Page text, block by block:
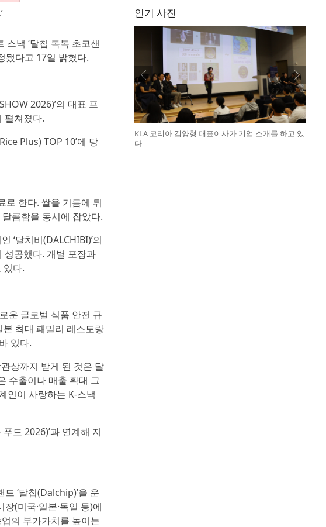
낵 ‘달칩 톡톡 초코샌
됐다고 17일 밝혔다.
2026)’의 대표 프
펼쳐졌다.
Plus) TOP 10’에 당
로 한다. 쌀을 기름에 튀
콤함을 동시에 잡았다.
‘달치비(DALCHIBI)’의
성공했다. 개별 포장과
있다.
운 글로벌 식품 안전 규
최대 패밀리 레스토랑
있다.
상까지 받게 된 것은 달
수출이나 매출 확대 그
인이 사랑하는 K-스낵
드 2026)’과 연계해 지
‘달칩(Dalchip)’을 운
(미국·일본·독일 등)에
의 부가가치를 높이는
인기 사진
KLA 코리아 김양형 대표이사가 기업 소개를 하고 있
다